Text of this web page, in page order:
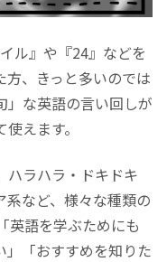
ル』や『24』などを
方、きっと多いのでは
」な英語の言い回しが
えます。
ハラハラ・ドキドキ
など、様々な種類の
英語を学ぶためにも
」「おすすめを知りた